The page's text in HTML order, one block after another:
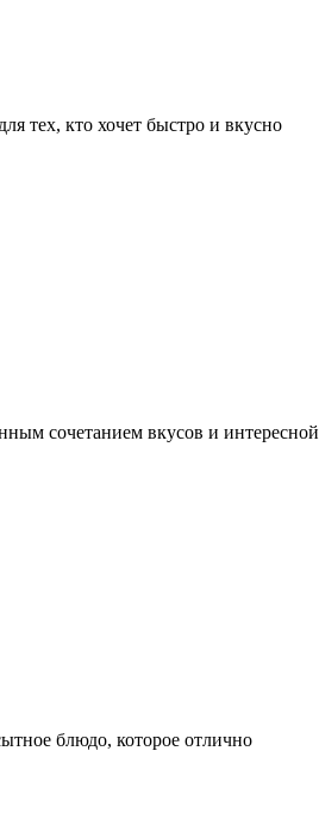
тех, кто хочет быстро и вкусно
сочетанием вкусов и интересной
блюдо, которое отлично